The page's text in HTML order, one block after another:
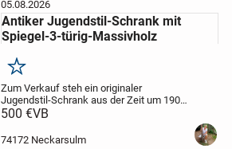
05.08.2026
Antiker Jugendstil-Schrank mit
Spiegel-3-türig-Massivholz
Merken
Zum Verkauf steh ein originaler
Jugendstil-Schrank aus der Zeit um 1900-
1920 Maße:
Höhe, 45 cm Tiefe(7 Haken, 1
500 €VB
74172 Neckarsulm